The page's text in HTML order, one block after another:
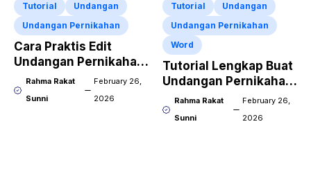
Tutorial
Undangan
Undangan Pernikahan
Cara Praktis Edit
Undangan Pernikahan
Word Pakai HP
Rahma Rakat
Sunni
February 26,
2026
Tutorial
Undangan
Undangan Pernikahan
Word
Tutorial Lengkap Buat
Undangan Pernikahan
Word Download
Rahma Rakat
Sunni
February 26,
2026